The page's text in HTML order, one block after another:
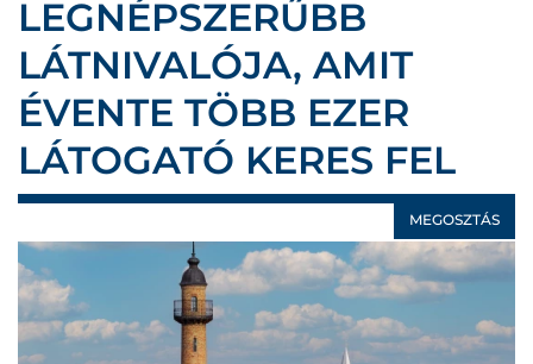
LEGNÉPSZERŰBB
LÁTNIVALÓJA, AMIT
ÉVENTE TÖBB EZER
LÁTOGATÓ KERES FEL
MEGOSZTÁS